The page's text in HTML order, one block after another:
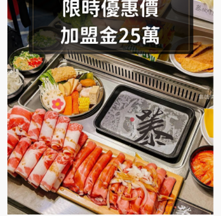
SHARE TEA歇腳亭加盟說明會
潮味決-湯滷專門店加盟說明會
鬍子茶加盟說明會
鮮茶道加盟說明會
微風亭鐵板燒加盟說明會
漫步藍咖啡加盟說明會
明石章魚燒加盟說明會
出櫃加盟說明會
千香漢堡加盟說明會